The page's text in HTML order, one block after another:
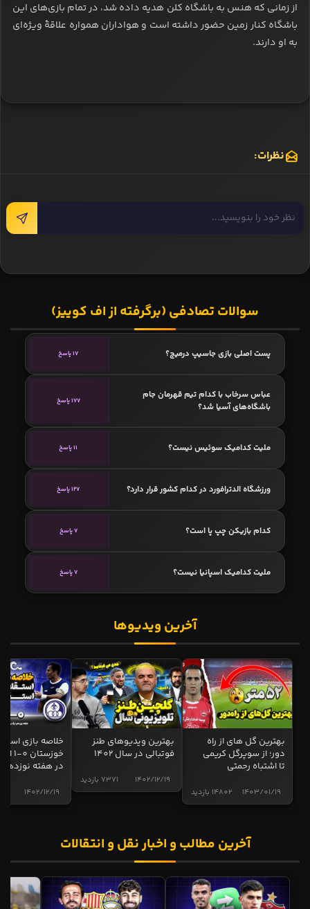
از زمانی که هنس به باشگاه کلن هدیه داده شد، در تمام بازی‌های این
باشگاه کنار زمین حضور داشته است و هواداران همواره علاقۀ ویژه‌ای
به او دارند.
نظرات:
سوالات تصادفی (برگرفته از اف کوییز)
پست اصلی بازی جاسیپ درمیچ؟ 17 پاسخ
عباس سرخاب با کدام تیم قهرمان جام
باشگاه‌های آسیا شد؟
177 پاسخ
ملیت کدامیک سوئیس نیست؟ 11 پاسخ
ورزشگاه الدترافورد در کدام کشور قرار دارد؟ 127 پاسخ
کدام بازیکن چپ پا است؟ 7 پاسخ
ملیت کدامیک اسپانیا نیست؟ 7 پاسخ
آخرین ویدیوها
بهترین گل های از راه
دور؛ از سوپرگل کریمی
تا اشتباه رحمتی
14802 بازدید 1403/01/19
بهترین ویدیوهای طنز
فوتبالی در سال 1402
7371 بازدید 1402/12/19
خلاصه بازی
در هفته نوزدهم
1402/12/19
آخرین مطالب و اخبار نقل و انتقالات